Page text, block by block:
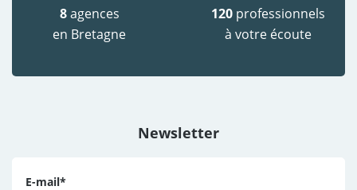
8agences
en Bretagne
120 professionnels
à votre écoute
Newsletter
E-mail*